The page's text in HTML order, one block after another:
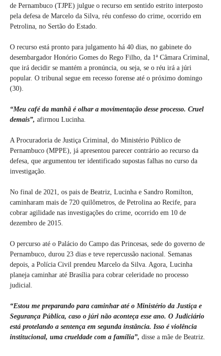
de Pernambuco (TJPE) julgue o recurso em sentido estrito interposto
pela defesa de Marcelo da Silva, réu confesso do crime, ocorrido em
Petrolina, no Sertão do Estado.
O recurso está pronto para julgamento há 40 dias, no gabinete do
desembargador Honório Gomes do Rego Filho, da 1ª Câmara Criminal,
que irá decidir se mantém a pronúncia, ou seja, se o réu irá a júri
popular. O tribunal segue em recesso forense até o próximo domingo
(30).
“Meu café da manhã é olhar a movimentação desse processo. Cruel
demais”, afirmou Lucinha.
A Procuradoria de Justiça Criminal, do Ministério Público de
Pernambuco (MPPE), já apresentou parecer contrário ao recurso da
defesa, que argumentou ter identificado supostas falhas no curso da
investigação.
No final de 2021, os pais de Beatriz, Lucinha e Sandro Romilton,
caminharam mais de 720 quilômetros, de Petrolina ao Recife, para
cobrar agilidade nas investigações do crime, ocorrido em 10 de
dezembro de 2015.
O percurso até o Palácio do Campo das Princesas, sede do governo de
Pernambuco, durou 23 dias e teve repercussão nacional. Semanas
depois, a Polícia Civil prendeu Marcelo da Silva. Agora, Lucinha
planeja caminhar até Brasília para cobrar celeridade no processo
judicial.
“Estou me preparando para caminhar até o Ministério da Justiça e
Segurança Pública, caso o júri não aconteça esse ano. O Judiciário
está protelando a sentença em segunda instância. Isso é violência
institucional, uma crueldade com a família”, disse a mãe de Beatriz.